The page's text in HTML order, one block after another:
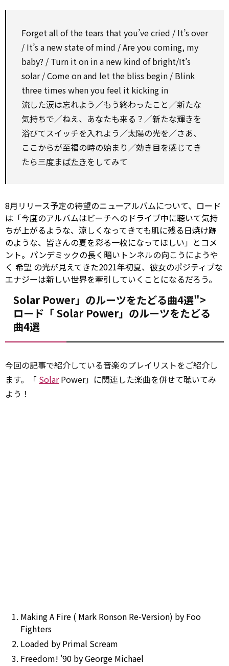
Forget all of the tears that you’ve cried / It’s over
/ It’s a newstateof mind / Are you coming, my
baby? / Turn it on in a new kind ofbright/It’s
solar/ Comeonand let the bliss begin / Blink
three times when you feel it kicking in
流した涙は忘れよう／もう終わったこと／新たな
気持ちで／ねえ、あなたも来る？／新たな輝きを
浴びてスイッチを入れよう／太陽の光を／さあ、
ここからが至福の時の始まり／効き目を感じてき
たら三度まばたきをしてみて
8月リリース予定の待望のニューアルバムについて、ロード
は「今度のアルバムはビーチへのドライブ中に聴いて気持
ちが上がるような、涼しくなってきても肌に残る日焼け跡
のような、皆さんの夏を彩る一枚になってほしい」とコメ
ント。パンデミックの長く暗いトンネルの向こうにようや
く 希望 の光が見えてきた2021年初夏、彼女のポジティブな
エナジーは新しい世界を牽引していくことになるだろう。
Solar Power」のルーツをたどる曲4選">
ロード「SolarPower」のルーツをたどる
曲4選
今回の記事で紹介している音楽のプレイリストをご紹介し
ます。「 SolarPower」に関連した楽曲を併せて聴いてみ
よう！
Making A Fire ( Mark Ronson Re-Version) by Foo
Fighters
Loaded by Primal Scream
Freedom! '90 byGeorge Michael